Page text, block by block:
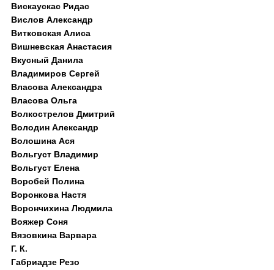
Вискаускас Ридас
Вислов Александр
Витковская Алиса
Вишневская Анастасия
Вкусный Данила
Владимиров Сергей
Власова Александра
Власова Ольга
Волкострелов Дмитрий
Володин Александр
Волошина Ася
Вольгуст Владимир
Вольгуст Елена
Воробей Полина
Воронкова Настя
Ворончихина Людмила
Вояжер Соня
Вязовкина Варвара
Г. К.
Габриадзе Резо